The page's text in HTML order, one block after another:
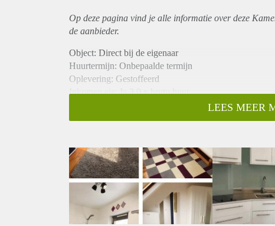
Op deze pagina vind je alle informatie over deze
de aanbieder.
Object: Direct bij de eigenaar
Huurtermijn: Onbepaalde termijn
Oplevering: Gestoffeerd
Inkomen eis: Ja 3,0 x bruto huur
Borg: 1 maand
Gedeelde keuken: Nee
Gedeelde Douche: Nee
Gedeelde woonkamer: Nee
Huisgenoten: Nee
Geslacht huisgenoten: N.v.t.
LEES MEER